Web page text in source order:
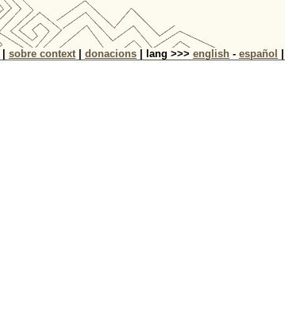
sobre context| donacions | lang >>> english - español